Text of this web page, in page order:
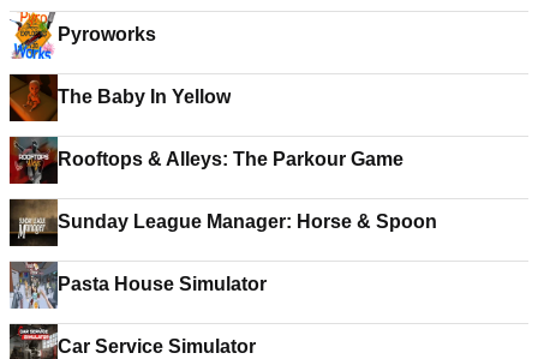
Pyroworks
The Baby In Yellow
Rooftops & Alleys: The Parkour Game
Sunday League Manager: Horse & Spoon
Pasta House Simulator
Car Service Simulator